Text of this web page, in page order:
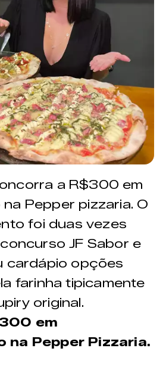
a R$300 em
Pepper pizzaria. O
foi duas vezes
JF Sabor e
cardápio opções
farinha tipicamente
original.
em
na Pepper Pizzaria.